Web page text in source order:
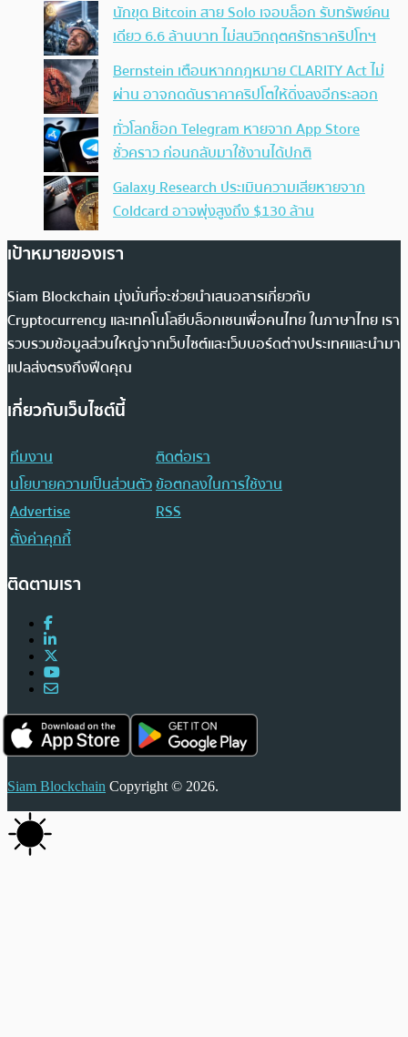
นักขุด Bitcoin สาย Solo เจอบล็อก รับทรัพย์คน
เดียว 6.6 ล้านบาท ไม่สนวิกฤตศรัทธาคริปโทฯ
Bernstein เตือนหากกฎหมาย CLARITY Act ไม่
ผ่าน อาจกดดันราคาคริปโตให้ดิ่งลงอีกระลอก
ทั่วโลกช็อก Telegram หายจาก App Store
ชั่วคราว ก่อนกลับมาใช้งานได้ปกติ
Galaxy Research ประเมินความเสียหายจาก
Coldcard อาจพุ่งสูงถึง $130 ล้าน
เป้าหมายของเรา
Siam Blockchain มุ่งมั่นที่จะช่วยนำเสนอสารเกี่ยวกับ
Cryptocurrency และเทคโนโลยีบล็อกเชนเพื่อคนไทย ในภาษาไทย เรา
รวบรวมข้อมูลส่วนใหญ่จากเว็บไซต์และเว็บบอร์ดต่างประเทศและนำมา
แปลส่งตรงถึงฟีดคุณ
เกี่ยวกับเว็บไซต์นี้
ทีมงาน
ติดต่อเรา
นโยบายความเป็นส่วนตัวข้อตกลงในการใช้งาน
Advertise
RSS
ตั้งค่าคุกกี้
ติดตามเรา
Siam Blockchain Copyright © 2026.